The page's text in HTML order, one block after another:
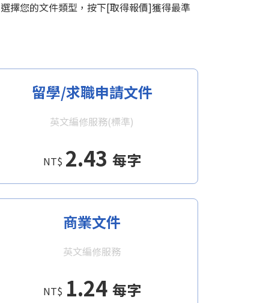
擇您的文件類型，按下[取得報價]獲得最準
留學/求職申請文件
英文編修服務(標準)
NT$ 2.43 每字
商業文件
英文編修服務
NT$ 1.24 每字